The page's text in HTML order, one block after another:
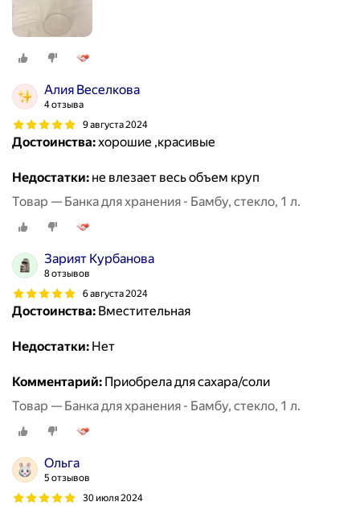
Алия Веселкова
4 отзыва
9 августа 2024
Достоинства:хорошие ,красивые
Недостатки: не влезает весь объем круп
Товар — Банка для хранения - Бамбу, стекло, 1 л.
Зарият Курбанова
8 отзывов
6 августа 2024
Достоинства: Вместительная
Недостатки: Нет
Комментарий: Приобрела для сахара/соли
Товар — Банка для хранения - Бамбу, стекло, 1 л.
Ольга
5 отзывов
30 июля 2024